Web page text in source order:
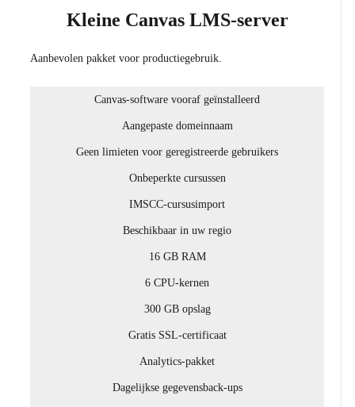
Kleine Canvas LMS-server
Aanbevolen pakket voor productiegebruik.
Canvas-software vooraf geïnstalleerd
Aangepaste domeinnaam
Geen limieten voor geregistreerde gebruikers
Onbeperkte cursussen
IMSCC-cursusimport
Beschikbaar in uw regio
16 GB RAM
6 CPU-kernen
300 GB opslag
Gratis SSL-certificaat
Analytics-pakket
Dagelijkse gegevensback-ups